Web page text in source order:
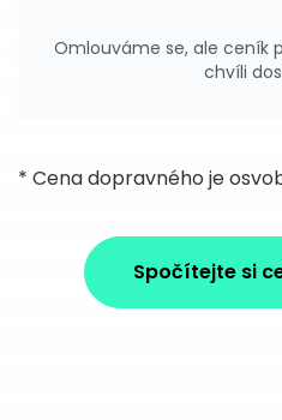
Omlouváme se, ale ceník
chvíli
* Cena dopravného je
Spočítejte si